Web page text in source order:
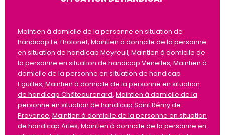
Maintien à domicile de la personne en situation de
handicap Le Tholonet, Maintien à domicile de la personne
en situation de handicap Meyreuil, Maintien à domicile de
la personne en situation de handicap Venelles, Maintien à
domicile de la personne en situation de handicap
Eguilles, Maintien à domicile de la personne en situation
de handicap Châteaurenard, Maintien à domicile de la
personne en situation de handicap Saint Rémy de
Provence, Maintien à domicile de la personne en situation
de handicap Arles, Maintien à domicile de la personne en